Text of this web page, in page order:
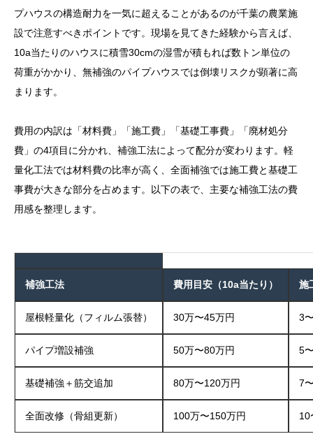
プハウスの構造耐力を一気に超えることがあるのが千葉の農業施
設で注意すべきポイントです。現場を見てきた経験から言えば、
10a当たりのハウスに積雪30cmの湿雪が積もれば数トン単位の
荷重がかかり、無補強のパイプハウスでは倒壊リスクが顕著に高
まります。
費用の内訳は「材料費」「施工費」「基礎工事費」「廃材処分
費」の4項目に分かれ、補強工法によって配分が変わります。軽
量化工法では材料費の比率が高く、全面補強では施工費と基礎工
事費が大きな部分を占めます。以下の表で、主要な補強工法の費
用感を整理します。
補強工法 費用目安（10a当たり） 施
屋根軽量化（フィルム張替） 30万〜45万円 3
パイプ増設補強 50万〜80万円 5
基礎補強＋筋交追加 80万〜120万円 7
全面改修（骨組更新） 100万〜150万円 10